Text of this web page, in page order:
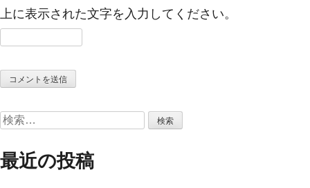
上に表示された文字を入力してください。
検
最近の投稿